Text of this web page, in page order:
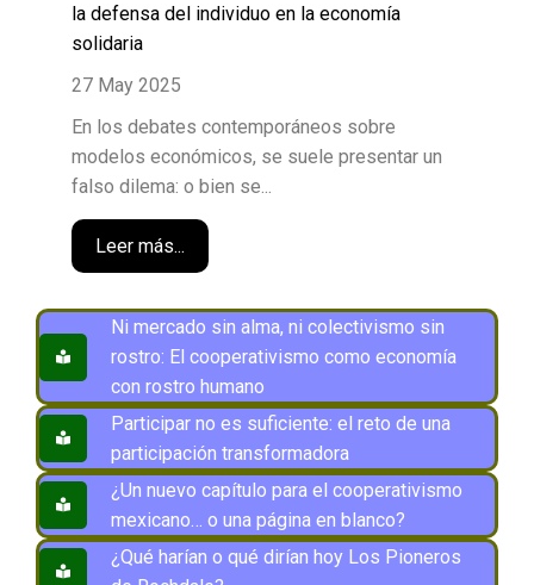
la defensa del individuo en la economía
solidaria
27 May 2025
En los debates contemporáneos sobre
modelos económicos, se suele presentar un
falso dilema: o bien se...
Leer más...
Ni mercado sin alma, ni colectivismo sin
rostro: El cooperativismo como economía
con rostro humano
Participar no es suficiente: el reto de una
participación transformadora
¿Un nuevo capítulo para el cooperativismo
mexicano… o una página en blanco?
¿Qué harían o qué dirían hoy Los Pioneros